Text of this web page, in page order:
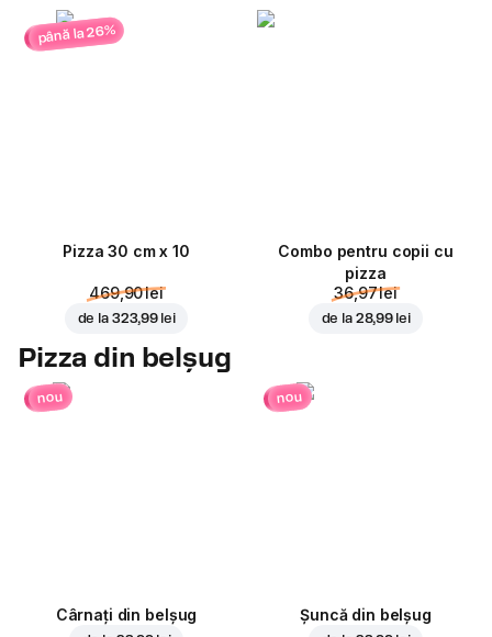
până la 26%
Pizza 30 cm x 10
469,90 lei
de la 323,99 lei
Combo pentru copii cu
pizza
36,97 lei
de la 28,99 lei
Pizza din belșug
nou
Cârnați din belșug
nou
Șuncă din belșug